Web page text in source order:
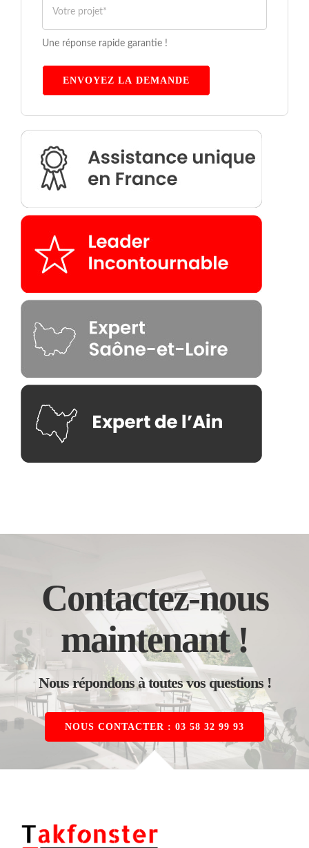
Une réponse rapide garantie !
ENVOYEZ LA DEMANDE
Contactez-nous
maintenant !
Nous répondons à toutes vos questions !
NOUS CONTACTER : 03 58 32 99 93